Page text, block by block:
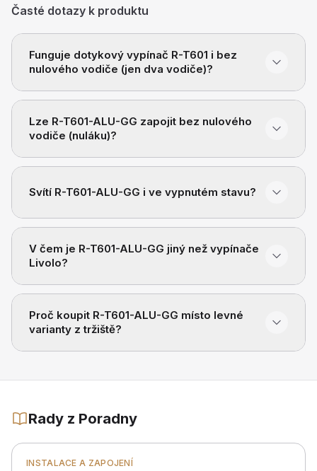
Časté dotazy k produktu
Funguje dotykový vypínač R-T601 i bez
nulového vodiče (jen dva vodiče)?
Lze R-T601-ALU-GG zapojit bez nulového
vodiče (nuláku)?
Svítí R-T601-ALU-GG i ve vypnutém stavu?
V čem je R-T601-ALU-GG jiný než vypínače
Livolo?
Proč koupit R-T601-ALU-GG místo levné
varianty z tržiště?
Rady z Poradny
INSTALACE A ZAPOJENÍ